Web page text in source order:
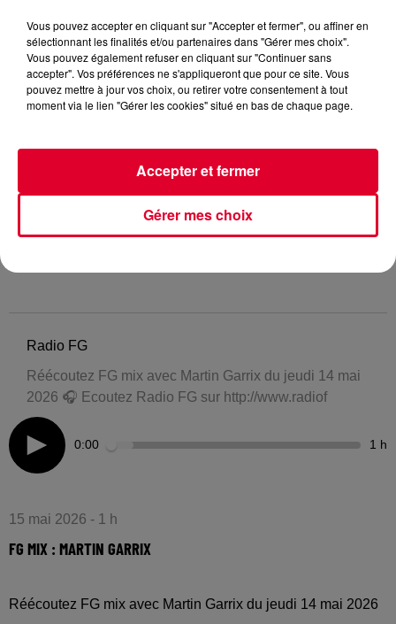
Radio FG
Réécoutez FG mix avec Martin Garrix du jeudi 14 mai
2026 🎧 Ecoutez Radio FG sur http://www.radiof
0:00 1 h
15 mai 2026 - 1 h
FG MIX : MARTIN GARRIX
Réécoutez FG mix avec Martin Garrix du jeudi 14 mai 2026
Vous pouvez accepter en cliquant sur "Accepter et fermer", ou affiner en
sélectionnant les finalités et/ou partenaires dans "Gérer mes choix".
Vous pouvez également refuser en cliquant sur "Continuer sans
accepter". Vos préférences ne s'appliqueront que pour ce site. Vous
pouvez mettre à jour vos choix, ou retirer votre consentement à tout
moment via le lien "Gérer les cookies" situé en bas de chaque page.
Gérer mes choix
Accepter et fermer